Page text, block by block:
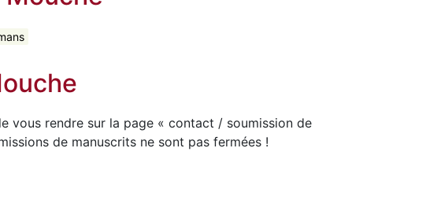
vous rendre sur la page « contact / soumission de
de manuscrits ne sont pas fermées !